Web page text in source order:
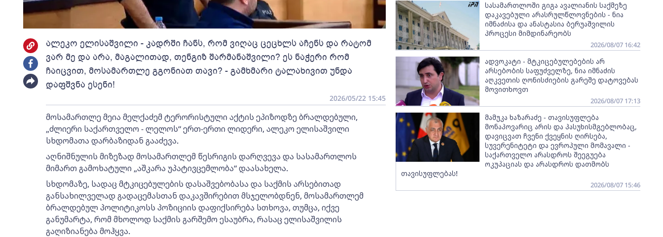
ალეკო ელისაშვილი - კადრში ჩანს, რომ ვიღაც ცეცხლს აჩენს და რატომ
ვარ მე და არა, მაგალითად, თენგიზ შარმანაშვილი? ეს ნაჭერი რომ
ჩაიცვით, მოსამართლე გგონიათ თავი? - გამხმარი ტალახივით უნდა
დაფშვნა ესენი!
2026/05/22 15:45
მოსამართლე მეია მელქაძემ ტერორისტული აქტის ეპიზოდზე ბრალდებული,
„ძლიერი საქართველო - ლელოს“ ერთ-ერთი ლიდერი, ალეკო ელისაშვილი
სხდომათა დარბაზიდან გააძევა.
აღნიშნულის მიზეზად მოსამართლემ წესრიგის დარღვევა და სასამართლოს
მიმართ გამოხატული „აშკარა უპატივცემლობა“ დაასახელა.
სხდომაზე, სადაც მტკიცებულების დასაშვებობასა და საქმის არსებითად
განსახილველად გადაცემასთან დაკავშირებით მსჯელობდნენ, მოსამართლემ
ბრალდებულ პოლიტიკოსს პოზიციის დაფიქსირება სთხოვა, თუმცა, იქვე
განუმარტა, რომ მხოლოდ საქმის გარშემო ესაუბრა, რასაც ელისაშვილის
გაღიზიანება მოჰყვა.
სასამართლოში გიგა ავალიანის საქმეზე
დაკავებული არასრულწლოვნების - ნია
იმნაძისა და ანასტასია ბერუაშვილის
პროცესი მიმდინარეობს
2026/08/07 16:42
ადვოკატი - მტკიცებულებების არ
არსებობის საფუძველზე, ნია იმნაძის
აღკვეთის ღონისძიების გარეშე დატოვებას
მოვითხოვთ
2026/08/07 17:13
მამუკა ხაზარაძე - თავისუფლება
მონაპოვარიც არის და პასუხისმგებლობაც,
დავიცვათ ჩვენი ქვეყნის ღირსება,
სუვერენიტეტი და ევროპული მომავალი -
საქართველო არასდროს შეეგუება
ოკუპაციას და არასდროს დათმობს
თავისუფლებას!
2026/08/07 15:46